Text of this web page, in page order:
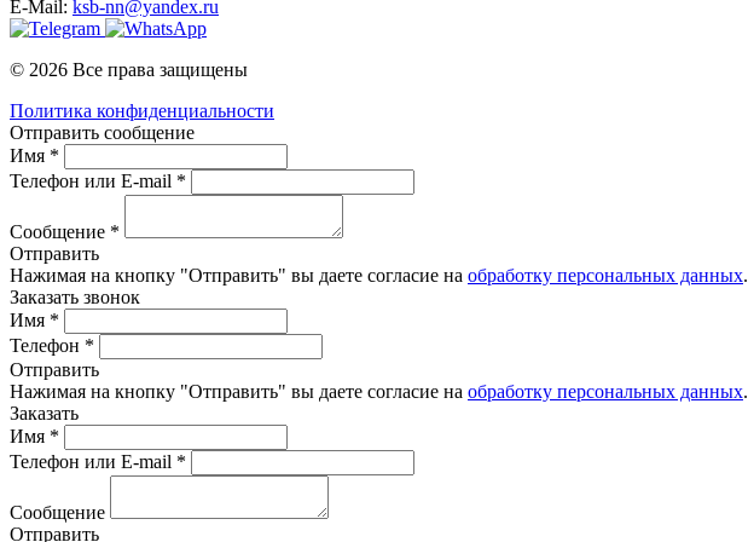
E-Mail: ksb-nn@yandex.ru
© 2026 Все права защищены
Политика конфиденциальности
Отправить сообщение
Имя *
Телефон или E-mail *
Сообщение *
Отправить
Нажимая на кнопку "Отправить" вы даете согласие на обработку персональных данных.
Заказать звонок
Имя *
Телефон *
Отправить
Нажимая на кнопку "Отправить" вы даете согласие на обработку персональных данных.
Заказать
Имя *
Телефон или E-mail *
Сообщение
Отправить